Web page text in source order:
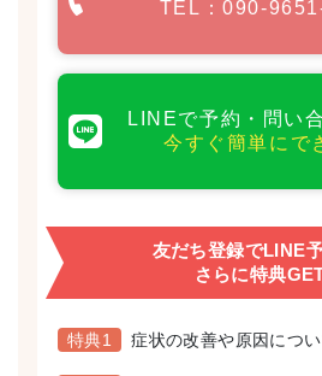
TEL：090-
LINEで予約・問い
今すぐ簡単にで
友だち登録でLINE
さらに特典
特典1 症状の改善や原因につ